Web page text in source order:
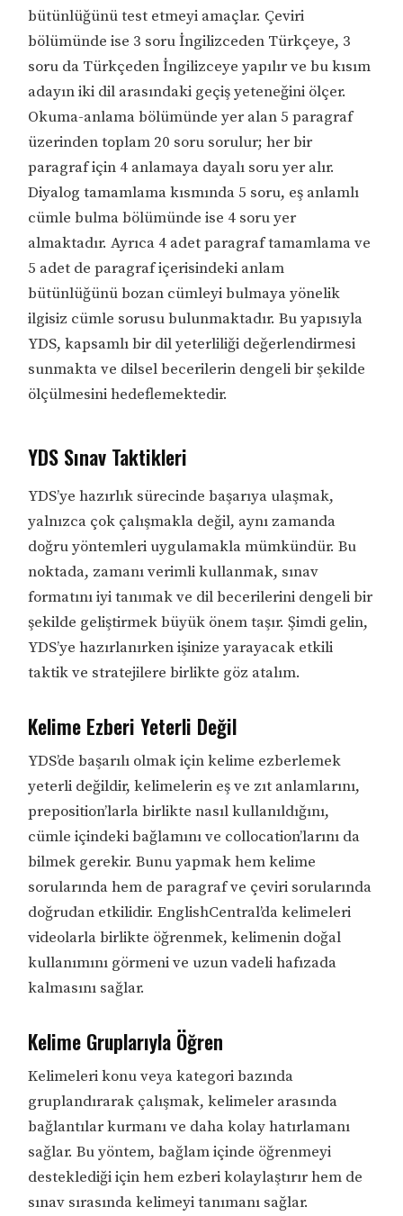
bütünlüğünü test etmeyi amaçlar. Çeviri
bölümünde ise 3 soru İngilizceden Türkçeye, 3
soru da Türkçeden İngilizceye yapılır ve bu kısım
adayın iki dil arasındaki geçiş yeteneğini ölçer.
Okuma-anlama bölümünde yer alan 5 paragraf
üzerinden toplam 20 soru sorulur; her bir
paragraf için 4 anlamaya dayalı soru yer alır.
Diyalog tamamlama kısmında 5 soru, eş anlamlı
cümle bulma bölümünde ise 4 soru yer
almaktadır. Ayrıca 4 adet paragraf tamamlama ve
5 adet de paragraf içerisindeki anlam
bütünlüğünü bozan cümleyi bulmaya yönelik
ilgisiz cümle sorusu bulunmaktadır. Bu yapısıyla
YDS, kapsamlı bir dil yeterliliği değerlendirmesi
sunmakta ve dilsel becerilerin dengeli bir şekilde
ölçülmesini hedeflemektedir.
YDS Sınav Taktikleri
YDS’ye hazırlık sürecinde başarıya ulaşmak,
yalnızca çok çalışmakla değil, aynı zamanda
doğru yöntemleri uygulamakla mümkündür. Bu
noktada, zamanı verimli kullanmak, sınav
formatını iyi tanımak ve dil becerilerini dengeli bir
şekilde geliştirmek büyük önem taşır. Şimdi gelin,
YDS’ye hazırlanırken işinize yarayacak etkili
taktik ve stratejilere birlikte göz atalım.
Kelime Ezberi Yeterli Değil
YDS’de başarılı olmak için kelime ezberlemek
yeterli değildir, kelimelerin eş ve zıt anlamlarını,
preposition’larla birlikte nasıl kullanıldığını,
cümle içindeki bağlamını ve collocation’larını da
bilmek gerekir. Bunu yapmak hem kelime
sorularında hem de paragraf ve çeviri sorularında
doğrudan etkilidir. EnglishCentral’da kelimeleri
videolarla birlikte öğrenmek, kelimenin doğal
kullanımını görmeni ve uzun vadeli hafızada
kalmasını sağlar.
Kelime Gruplarıyla Öğren
Kelimeleri konu veya kategori bazında
gruplandırarak çalışmak, kelimeler arasında
bağlantılar kurmanı ve daha kolay hatırlamanı
sağlar. Bu yöntem, bağlam içinde öğrenmeyi
desteklediği için hem ezberi kolaylaştırır hem de
sınav sırasında kelimeyi tanımanı sağlar.